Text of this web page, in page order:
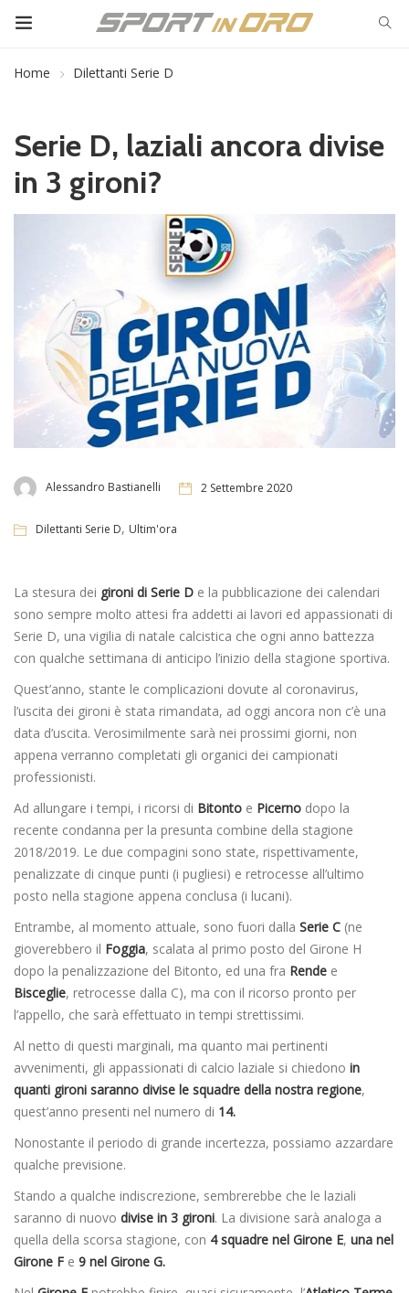
Home Dilettanti Serie D
Serie D, laziali ancora divise
in 3 gironi?
Alessandro Bastianelli 2 Settembre 2020
Dilettanti Serie D, Ultim'ora
La stesura dei gironi di Serie D e la pubblicazione dei calendari
sono sempre molto attesi fra addetti ai lavori ed appassionati di
Serie D, una vigilia di natale calcistica che ogni anno battezza
con qualche settimana di anticipo l’inizio della stagione sportiva.
Quest’anno, stante le complicazioni dovute al coronavirus,
l’uscita dei gironi è stata rimandata, ad oggi ancora non c’è una
data d’uscita. Verosimilmente sarà nei prossimi giorni, non
appena verranno completati gli organici dei campionati
professionisti.
Ad allungare i tempi, i ricorsi di Bitonto e Picerno dopo la
recente condanna per la presunta combine della stagione
2018/2019. Le due compagini sono state, rispettivamente,
penalizzate di cinque punti (i pugliesi) e retrocesse all’ultimo
posto nella stagione appena conclusa (i lucani).
Entrambe, al momento attuale, sono fuori dalla Serie C (ne
gioverebbero il Foggia, scalata al primo posto del Girone H
dopo la penalizzazione del Bitonto, ed una fra Rende e
Bisceglie, retrocesse dalla C), ma con il ricorso pronto per
l’appello, che sarà effettuato in tempi strettissimi.
Al netto di questi marginali, ma quanto mai pertinenti
avvenimenti, gli appassionati di calcio laziale si chiedono in
quanti gironi saranno divise le squadre della nostra regione,
quest’anno presenti nel numero di 14.
Nonostante il periodo di grande incertezza, possiamo azzardare
qualche previsione.
Stando a qualche indiscrezione, sembrerebbe che le laziali
saranno di nuovo divise in 3 gironi. La divisione sarà analoga a
quella della scorsa stagione, con 4 squadre nel Girone E, una nel
Girone F e 9 nel Girone G.